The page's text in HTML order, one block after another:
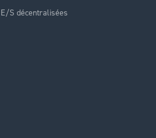
S décentralisées